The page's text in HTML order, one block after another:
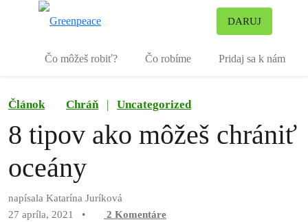
DARUJ
Čo môžeš robiť? Čo robíme Pridaj sa k nám
Článok Chráň | Uncategorized
8 tipov ako môžeš chrániť
oceány
napísala Katarína Juríková
27 apríla, 2021
• 2 Komentáre